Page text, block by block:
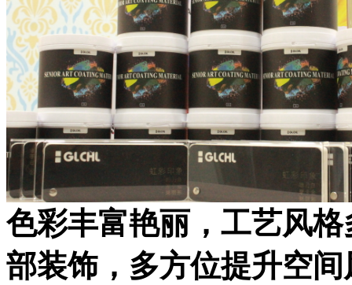
色彩丰富艳丽，工艺风
部装饰，多方位提升空